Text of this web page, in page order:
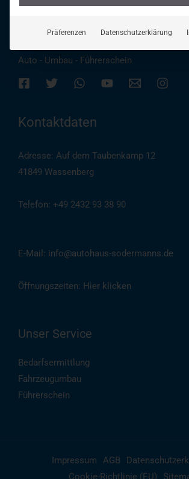
Behindertengerechte Fahrzeugumbauten
Auto - Umbau - Führerschein
Kontaktdaten
Adresse: Auf dem Taubenkamp 12
41849 Wassenberg
Telefon: +49 2432 93 38 90
E-Mail: info@autohaus-sodermanns.de
Öffnungszeiten: Hier klicken
Unser Service
Bedarfsermittlung
Fahrzeugumbau
Führerschein
Impressum AGB
Cookie-Richtlinie (EU)
Präferenzen Datenschutzerklärung